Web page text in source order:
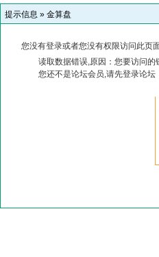
提示信息 » 金算盘
您没有登录或者您没有权限访问此页
读取数据错误,原因：您要访问
您还不是论坛会员,请先登录论坛